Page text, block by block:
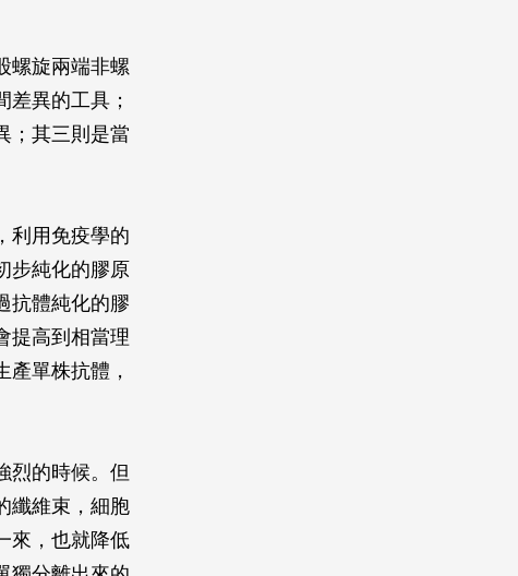
螺旋兩端非螺
異的工具；
；其三則是當
利用免疫學的
步純化的膠原
抗體純化的膠
提高到相當理
單株抗體，
烈的時候。但
纖維束，細胞
來，也就降低